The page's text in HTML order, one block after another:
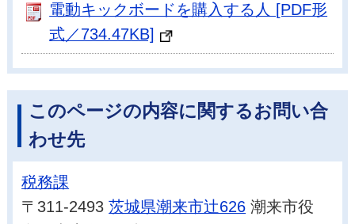
電動キックボードを購入する人 [PDF形
式／734.47KB]
このページの内容に関するお問い合
わせ先
税務課
〒311-2493茨城県潮来市辻626 潮来市役